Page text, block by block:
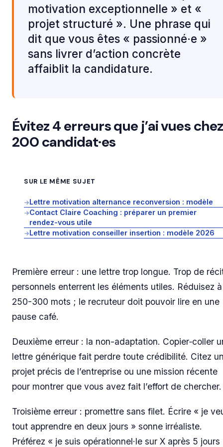
motivation exceptionnelle » et «
projet structuré ». Une phrase qui
dit que vous êtes « passionné·e »
sans livrer d’action concrète
affaiblit la candidature.
Évitez 4 erreurs que j’ai vues chez
200 candidat·es
SUR LE MÊME SUJET
→Lettre motivation alternance reconversion : modèle
→Contact Claire Coaching : préparer un premier
rendez-vous utile
→Lettre motivation conseiller insertion : modèle 2026
Première erreur : une lettre trop longue. Trop de
personnels enterrent les éléments utiles. Réduisez à
250-300 mots ; le recruteur doit pouvoir lire en une
pause café.
Deuxième erreur : la non-adaptation. Copier‑coller
lettre générique fait perdre toute crédibilité. Citez
projet précis de l’entreprise ou une mission récente
pour montrer que vous avez fait l’effort de chercher.
Troisième erreur : promettre sans filet. Écrire « je
tout apprendre en deux jours » sonne irréaliste.
Préférez « je suis opérationnel·le sur X après 5 jours